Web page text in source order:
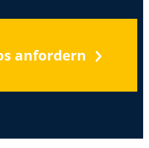
anfordern